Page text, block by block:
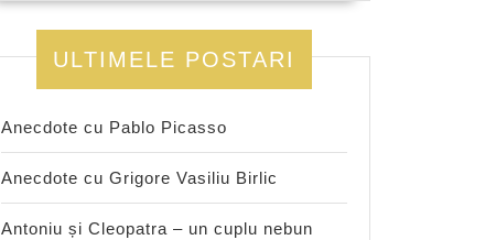
ULTIMELE POSTARI
Anecdote cu Pablo Picasso
Anecdote cu Grigore Vasiliu Birlic
Antoniu și Cleopatra – un cuplu nebun